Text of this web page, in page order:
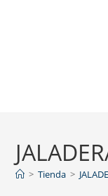
> Tienda >